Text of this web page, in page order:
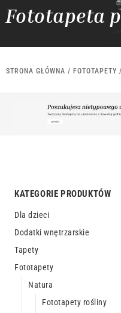
Fototapeta
STRONA GŁÓWNA / FOTOTAPETY /
KATEGORIE PRODUKTÓW
Dla dzieci
Dodatki wnętrzarskie
Tapety
Fototapety
Natura
Fototapety rośliny